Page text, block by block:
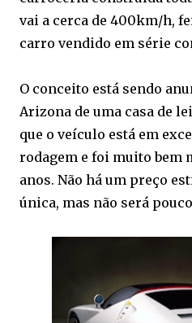
vai a cerca de 400km/h,
carro vendido em série
O conceito está sendo
Arizona de uma casa de
que o veículo está em
rodagem e foi muito bem
anos. Não há um preço
única, mas não será